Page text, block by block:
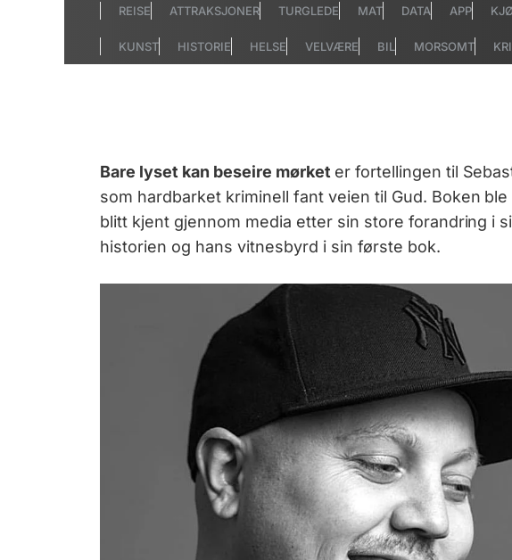
REISE ATTRAKSJONER TURGLEDE MAT DATA APP
KUNST HISTORIE HELSE VELVÆRE BIL MORSOMT
Bare lyset kan beseire mørket er fortellingen til
som hardbarket kriminell fant veien til Gud. Boken
blitt kjent gjennom media etter sin store forandring i
historien og hans vitnesbyrd i sin første bok.